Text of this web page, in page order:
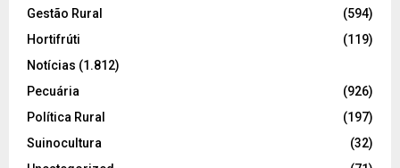
Gestão Rural
(594)
Hortifrúti
(119)
Notícias (1.812)
Pecuária
(926)
Política Rural
(197)
Suinocultura
(32)